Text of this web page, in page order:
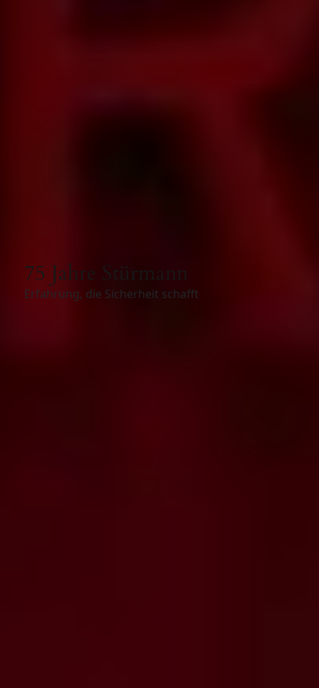
75 Jahre Stürmann
Erfahrung, die Sicherheit schafft